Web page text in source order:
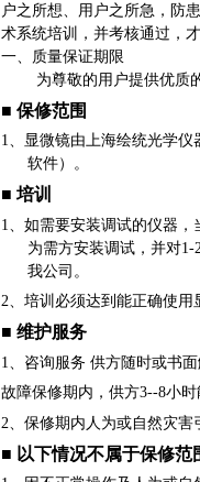
户之所想、用户之所急，防
术系统培训，并考核通过，
一、质量保证期限
为尊敬的用户提供优质
■ 保修范围
1、 显微镜由上海绘统光学
软件）。
■ 培训
1
如需要安装调试的仪器，
为需方安装调试，并对1-
我公司。
2、 培训必须达到能正确使用
■ 维护服务
1 咨询服务 供方随时或书
故障保修期内，供方3--8小时
2
保修期内人为或自然灾害
■ 以下情况不属于保修范